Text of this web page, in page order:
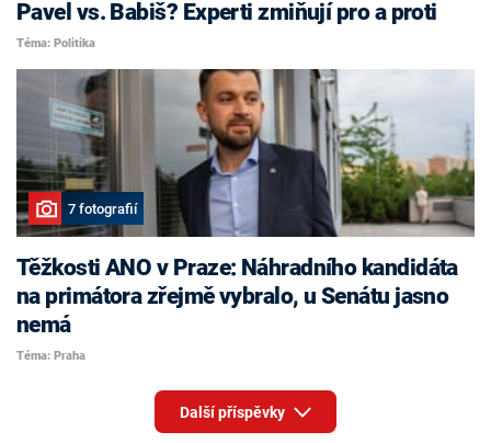
Pavel vs. Babiš? Experti zmiňují pro a proti
Téma: Politika
7 fotografií
Těžkosti ANO v Praze: Náhradního kandidáta
na primátora zřejmě vybralo, u Senátu jasno
nemá
Téma: Praha
Další příspěvky